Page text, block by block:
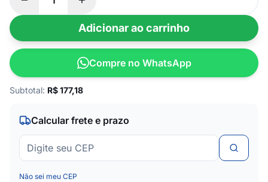
Adicionar ao carrinho
Compre no WhatsApp
Subtotal: R$177,18
Calcular frete e prazo
Não sei meu CEP